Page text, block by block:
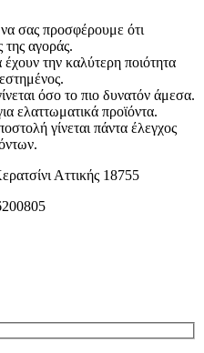
σας προσφέρουμε ότι
της αγοράς.
την καλύτερη ποιότητα
όσο το πιο δυνατόν άμεσα.
ελαττωματικά προϊόντα.
γίνεται πάντα έλεγχος
Αττικής 18755